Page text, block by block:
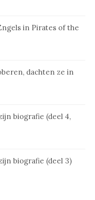
in Pirates of the
dachten ze in
biografie (deel 4,
biografie (deel 3)